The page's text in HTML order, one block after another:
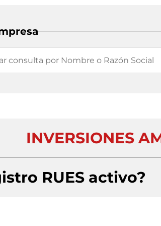
INVERSIONES
RUES activo?